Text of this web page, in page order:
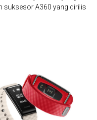
suksesor A360 yang dirilis